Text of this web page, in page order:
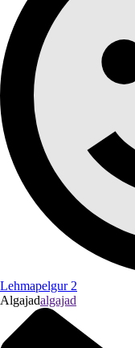
Lehmapelgur 2
Algajadalgajad